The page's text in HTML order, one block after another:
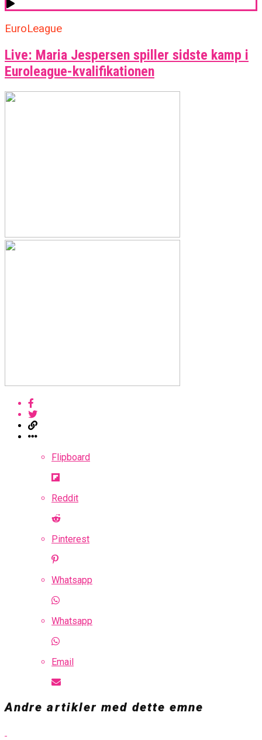
EuroLeague
Live: Maria Jespersen spiller sidste kamp i
Euroleague-kvalifikationen
Flipboard
Reddit
Pinterest
Whatsapp
Whatsapp
Email
Andre artikler med dette emne